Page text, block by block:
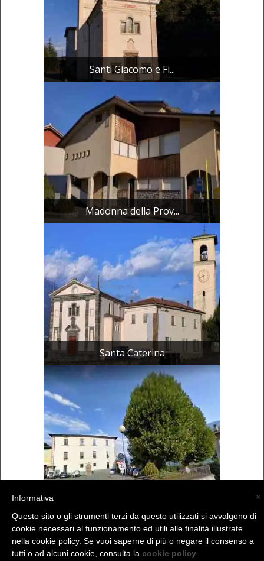
Santi Giacomo e Fi...
Madonna della Prov...
Santa Caterina
(C) La Valtellina - info@la-valtellina.com -
×
Informativa
Questo sito o gli strumenti terzi da questo utilizzati si avvalgono di
cookie necessari al funzionamento ed utili alle finalità illustrate
nella cookie policy. Se vuoi saperne di più o negare il consenso a
tutti o ad alcuni cookie, consulta la cookie policy